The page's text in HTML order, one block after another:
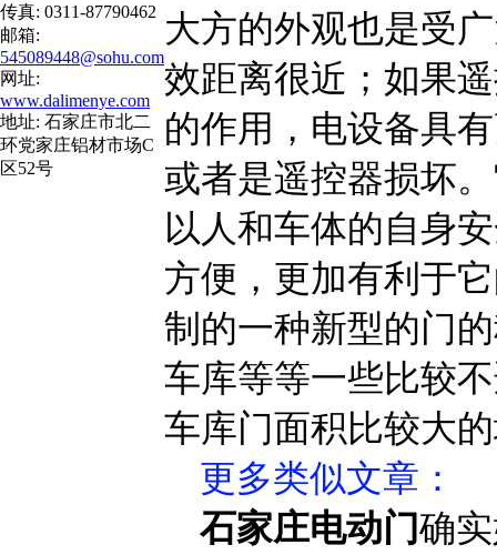
传真: 0311-87790462
邮箱:
545089448@sohu.com
网址:
www.dalimenye.com
地址: 石家庄市北二
环党家庄铝材市场C
区52号
大方的外观也是受
效距离很近；如果
的作用，电设备具
或者是遥控器损坏
以人和车体的自身
方便，更加有利于
制的一种新型的门
车库等等一些比较
车库门面积比较大
更多类似文章 ：
石家庄电动门确